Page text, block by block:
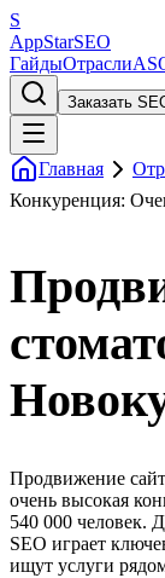
S
AppStarSEO
ГайдыОтрасли
Заказать
Главная
Конкуренция:
Продвижение
очень высокая
540 000 человек.
SEO играет
ищут услуги